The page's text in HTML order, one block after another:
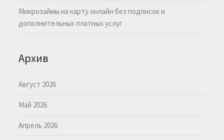
Микрозаймы на карту онлайн без подписок и
дополнительных платных услуг
Архив
Август 2026
Май 2026
Апрель 2026